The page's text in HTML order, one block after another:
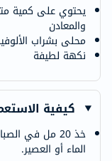
يحتوي على كمية
والمعادن
محلى بشراب
نكهة لطيفة
كيفية
خذ 20 مل في
الماء أو العصير.